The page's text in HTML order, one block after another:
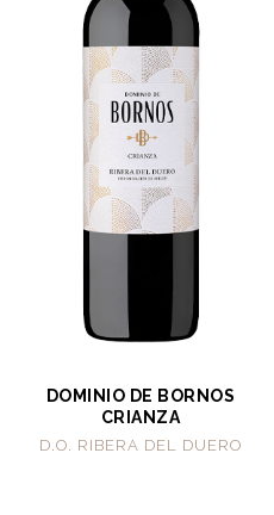
DOMINIO DE BORNOS
CRIANZA
D.O. RIBERA DEL DUERO